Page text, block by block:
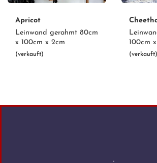
Apricot
Leinwand gerahmt 80cm
x 100cm x 2cm
(verkauft)
100cm
(verkauft)
-